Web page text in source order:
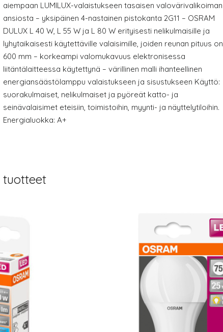
aiempaan LUMILUX-valaistukseen tasaisen valovärivalikoiman
ansiosta – yksipäinen 4-nastainen pistokanta 2G11 – OSRAM
DULUX L 40 W, L 55 W ja L 80 W erityisesti nelikulmaisille ja
lyhytaikaisesti käytettäville valaisimille, joiden reunan pituus on
600 mm – korkeampi valomukavuus elektronisessa
liitäntälaitteessa käytettynä – värillinen malli ihanteellinen
energiansäästölamppu valaistukseen ja sisustukseen Käyttö:
suorakulmaiset, nelikulmaiset ja pyöreät katto- ja
seinävalaisimet eteisiin, toimistoihin, myynti- ja näyttelytiloihin.
Energialuokka: A+
tuotteet